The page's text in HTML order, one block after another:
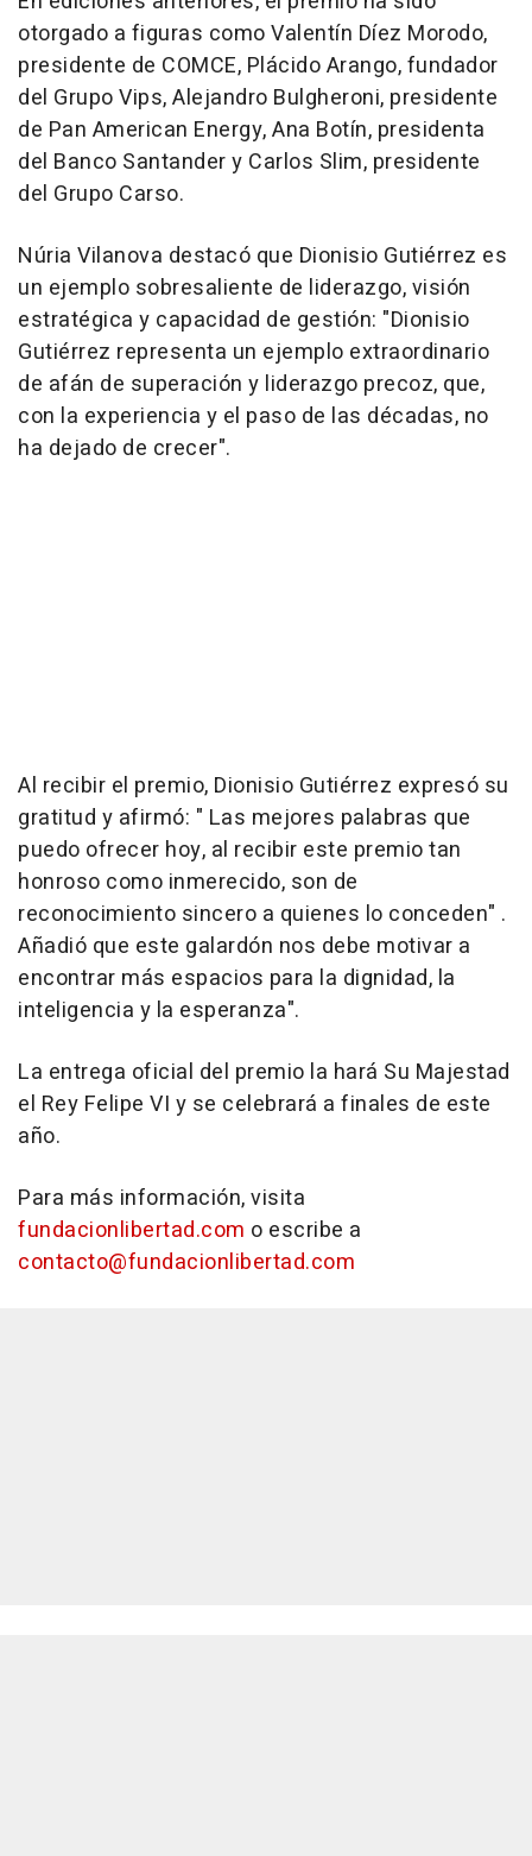
otorgado a figuras como Valentín Díez Morodo,
presidente de COMCE, Plácido Arango, fundador
del Grupo Vips,Alejandro Bulgheroni, presidente
de Pan American Energy, Ana Botín, presidenta
del Banco Santander y Carlos Slim, presidente
del Grupo Carso.
Núria Vilanova destacó que Dionisio Gutiérrez es
un ejemplo sobresaliente de liderazgo, visión
estratégica y capacidad de gestión: "Dionisio
Gutiérrez representa un ejemplo extraordinario
de afán de superación y liderazgo precoz, que,
con la experiencia y el paso de las décadas, no
ha dejado de crecer".
Al recibir el premio, Dionisio Gutiérrez expresó su
gratitud y afirmó: " Las mejores palabras que
puedo ofrecer hoy, al recibir este premio tan
honroso como inmerecido, son de
reconocimiento sincero a quienes lo conceden" .
Añadió que este galardón nos debe motivar a
encontrar más espacios para la dignidad, la
inteligencia y la esperanza".
La entrega oficial del premio la hará Su Majestad
el Rey Felipe VI y se celebrará a finales de este
año.
Para más información, visita
fundacionlibertad.com o escribe a
contacto@fundacionlibertad.com